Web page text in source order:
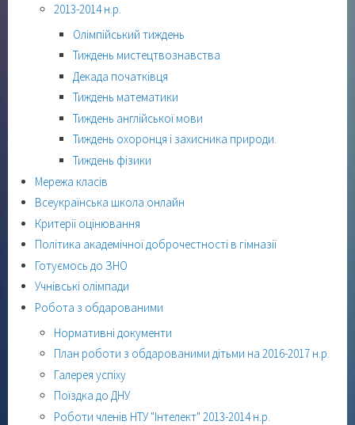
2013-2014 н.р.
Олімпійський тиждень
Тиждень мистецтвознавства
Декада початківця
Тиждень математики
Тиждень англійської мови
Тиждень охоронця і захисника природи.
Тиждень фізики
Мережа класів
Всеукраїнська школа онлайн
Критерії оцінювання
Політика академічної доброчестності в гімназії
Готуємось до ЗНО
Учнівські олімпади
Робота з обдарованими
Нормативні документи
План роботи з обдарованими дітьми на 2016-2017 н.р.
Галерея успіху
Поїздка до ДНУ
Роботи членів НТУ "Інтелект" 2013-2014 н.р.